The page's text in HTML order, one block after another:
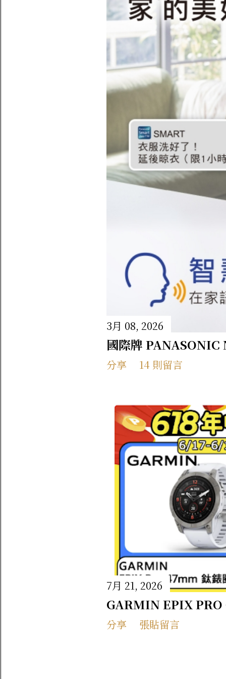
3月 08, 2026
國際牌
分享 14 則留言
7月 21, 2026
GARMIN EPIX PRO
分享 張貼留言